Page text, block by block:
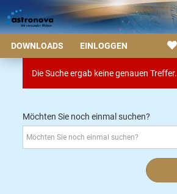
DOWNLOADS EINLOGGEN
Die Suche ergab keine genauen Treffer.
Möchten Sie noch einmal suchen?